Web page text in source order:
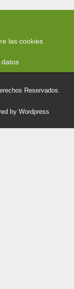
las cookies
datos
Reservados.
by Wordpress